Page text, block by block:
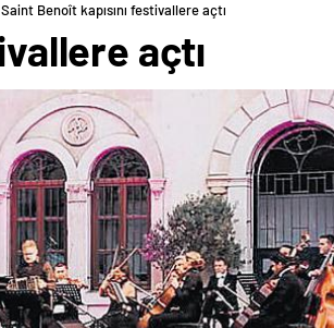
Saint Benoît kapısını festivallere açtı
açtı